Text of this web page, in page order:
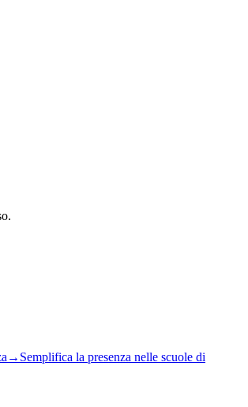
→ Semplifica la presenza nelle scuole di